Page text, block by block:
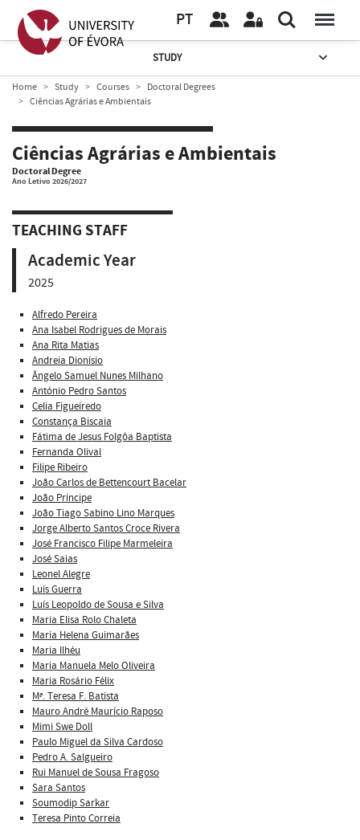
PT
STUDY
Home Study Courses
Doctoral Degrees
Ciências Agrárias e Ambientais
Ciências Agrárias e Ambientais
Doctoral Degree
Ano Letivo 2026/2027
TEACHING STAFF
Academic Year
2025
Alfredo Pereira
Ana Isabel Rodrigues de Morais
Ana Rita Matias
Andreia Dionísio
Ângelo Samuel Nunes Milhano
António Pedro Santos
Celia Figueiredo
Constança Biscaia
Fátima de Jesus Folgôa Baptista
Fernanda Olival
Filipe Ribeiro
João Carlos de Bettencourt Bacelar
João Príncipe
João Tiago Sabino Lino Marques
Jorge Alberto Santos Croce Rivera
José Francisco Filipe Marmeleira
José Saias
Leonel Alegre
Luís Guerra
Luís Leopoldo de Sousa e Silva
Maria Elisa Rolo Chaleta
Maria Helena Guimarães
Maria Ilhéu
Maria Manuela Melo Oliveira
Maria Rosário Félix
Mª. Teresa F. Batista
Mauro André Maurício Raposo
Mimi Swe Doll
Paulo Miguel da Silva Cardoso
Pedro A. Salgueiro
Rui Manuel de Sousa Fragoso
Sara Santos
Soumodip Sarkar
Teresa Pinto Correia